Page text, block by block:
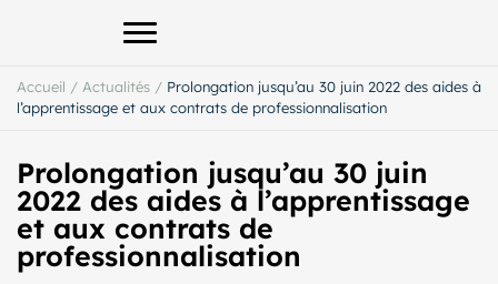
Afficher le menu principal
Accueil / Actualités / Prolongation jusqu’au 30 juin 2022 des aides à
l’apprentissage et aux contrats de professionnalisation
Prolongation jusqu’au 30 juin
2022 des aides à l’apprentissage
et aux contrats de
professionnalisation